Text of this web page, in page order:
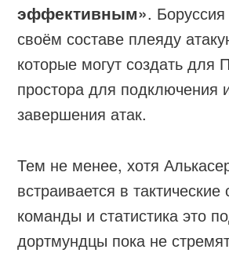
эффективным».
своём составе плеяду
которые могут создать для
простора для подключения
завершения атак.
Тем не менее, хотя
встраивается в
команды и статистика это
дортмундцы пока не